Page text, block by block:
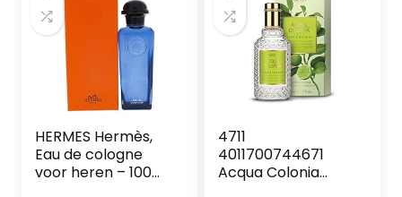
HERMES Hermès,
Eau de cologne
voor heren – 100
4711
4011700744671
Acqua Colonia